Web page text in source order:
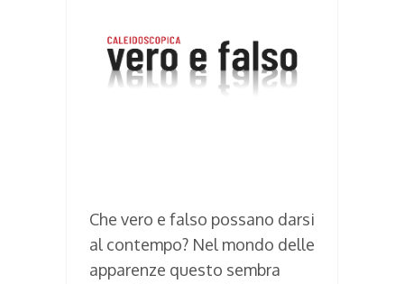
Che vero e falso possano darsi
al contempo? Nel mondo delle
apparenze questo sembra